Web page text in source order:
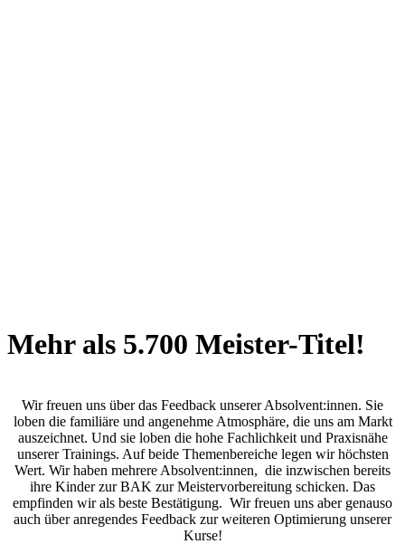
Mehr als 5.700 Meister-Titel!
Wir freuen uns über das Feedback unserer Absolvent:innen. Sie
loben die familiäre und angenehme Atmosphäre, die uns am Markt
auszeichnet. Und sie loben die hohe Fachlichkeit und Praxisnähe
unserer Trainings. Auf beide Themenbereiche legen wir höchsten
Wert. Wir haben mehrere Absolvent:innen, die inzwischen bereits
ihre Kinder zur BAK zur Meistervorbereitung schicken. Das
empfinden wir als beste Bestätigung. Wir freuen uns aber genauso
auch über anregendes Feedback zur weiteren Optimierung unserer
Kurse!